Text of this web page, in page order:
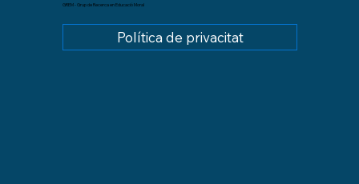
GREM - Grup de Recerca en Educació Moral
Política de privacitat